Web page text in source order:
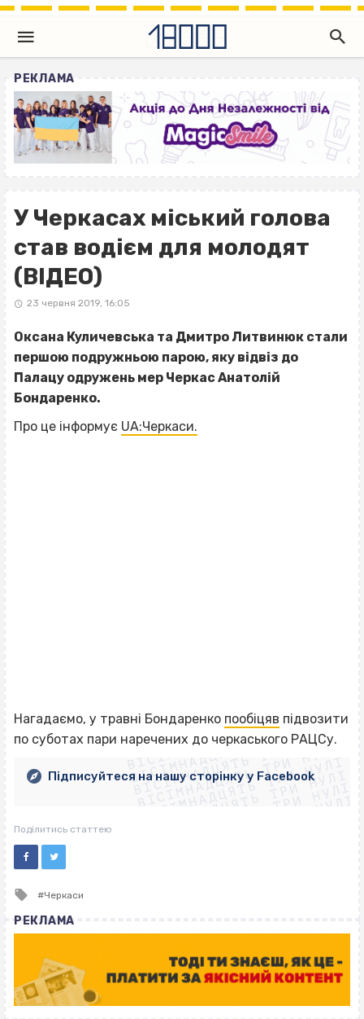
РЕКЛАМА
У Черкасах міський голова
став водієм для молодят
(ВІДЕО)
23 червня 2019, 16:05
Оксана Куличевська та Дмитро Литвинюк стали
першою подружньою парою, яку відвіз до
Палацу одружень мер Черкас Анатолій
Бондаренко.
Про це інформує UA:Черкаси.
Нагадаємо, у травні Бондаренко пообіцяв підвозити
по суботах пари наречених до черкаського РАЦСу.
ВІСІМНАДЦЯТЬ ТРИ НУЛІ
ВІСІМНАДЦЯТЬ ТРИ НУЛІ
ВІСІМНАДЦЯТЬ ТРИ НУЛІ
ВІСІМНАДЦЯТЬ ТРИ НУЛІ
ВІСІМНАДЦЯТЬ ТРИ НУЛІ
ВІСІМНАДЦЯТЬ ТРИ НУЛІ
ВІСІМНАДЦЯТЬ ТРИ НУЛІ
ВІСІМНАДЦЯТЬ ТРИ НУЛІ
Підписуйтеся на нашу сторінку у Facebook
Поділитись статтею
Tagged
Черкаси
РЕКЛАМА